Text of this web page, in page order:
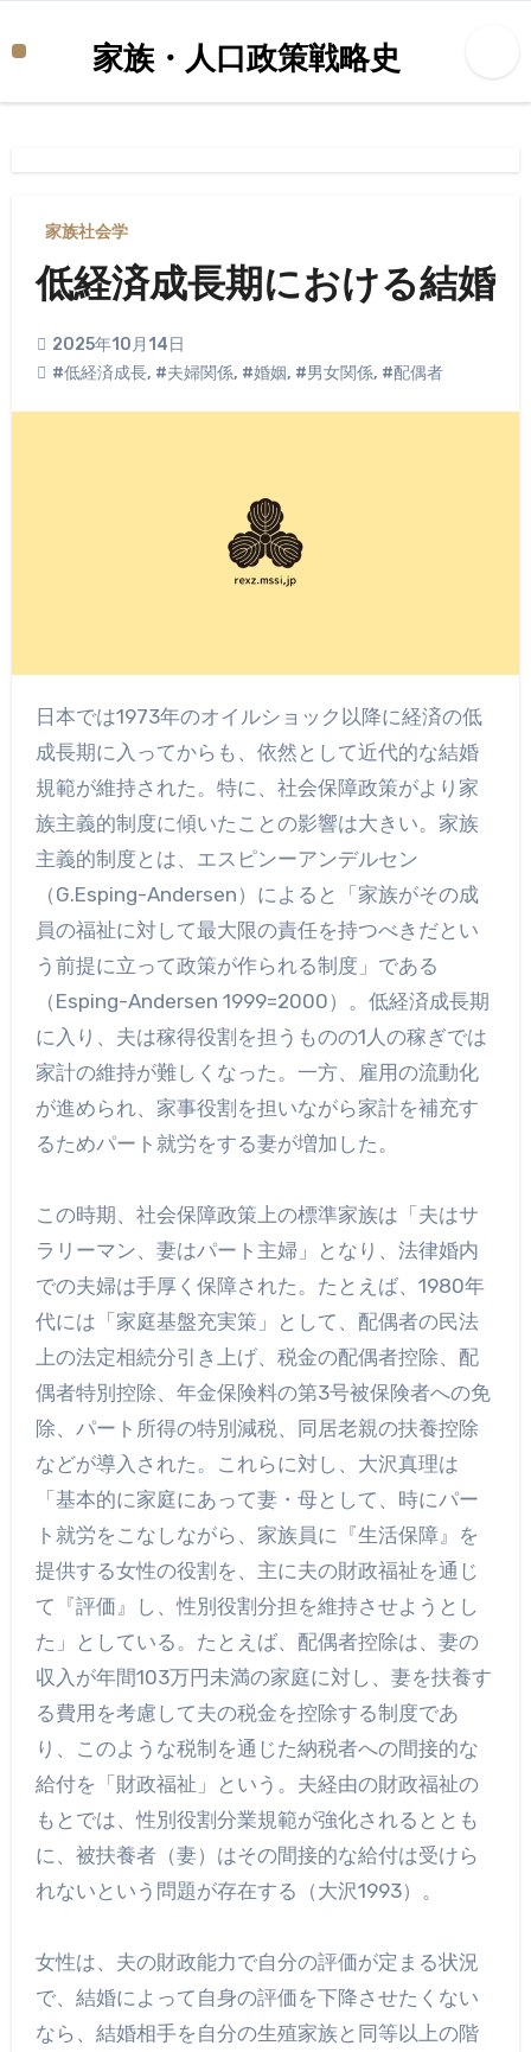
容
家族・人口政策戦略史
家族社会学
低経済成長期における結婚
2025年10月14日
#低経済成長, #夫婦関係, #婚姻, #男女関係, #配偶者
日本では1973年のオイルショック以降に経済の低
成長期に入ってからも、依然として近代的な結婚
規範が維持された。特に、社会保障政策がより家
族主義的制度に傾いたことの影響は大きい。家族
主義的制度とは、エスピンーアンデルセン
（G.Esping-Andersen）によると「家族がその成
員の福祉に対して最大限の責任を持つべきだとい
う前提に立って政策が作られる制度」である
（Esping-Andersen 1999=2000）。低経済成長期
に入り、夫は稼得役割を担うものの1人の稼ぎでは
家計の維持が難しくなった。一方、雇用の流動化
が進められ、家事役割を担いながら家計を補充す
るためパート就労をする妻が増加した。
この時期、社会保障政策上の標準家族は「夫はサ
ラリーマン、妻はパート主婦」となり、法律婚内
での夫婦は手厚く保障された。たとえば、1980年
代には「家庭基盤充実策」として、配偶者の民法
上の法定相続分引き上げ、税金の配偶者控除、配
偶者特別控除、年金保険料の第3号被保険者への免
除、パート所得の特別減税、同居老親の扶養控除
などが導入された。これらに対し、大沢真理は
「基本的に家庭にあって妻・母として、時にパー
ト就労をこなしながら、家族員に『生活保障』を
提供する女性の役割を、主に夫の財政福祉を通じ
て『評価』し、性別役割分担を維持させようとし
た」としている。たとえば、配偶者控除は、妻の
収入が年間103万円未満の家庭に対し、妻を扶養す
る費用を考慮して夫の税金を控除する制度であ
り、このような税制を通じた納税者への間接的な
給付を「財政福祉」という。夫経由の財政福祉の
もとでは、性別役割分業規範が強化されるととも
に、被扶養者（妻）はその間接的な給付は受けら
れないという問題が存在する（大沢1993）。
女性は、夫の財政能力で自分の評価が定まる状況
で、結婚によって自身の評価を下降させたくない
なら、結婚相手を自分の生殖家族と同等以上の階